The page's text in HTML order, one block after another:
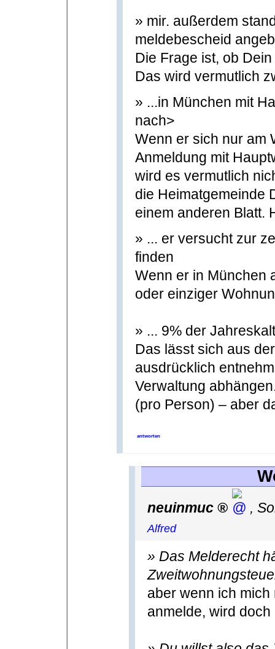
» mir. außerdem
meldebescheid
Die Frage ist, ob
Das wird vermutlich
» ...in München mit
nach>
Wenn er sich nur am
Anmeldung mit
wird es vermutlich
die Heimatgemeinde
einem anderen Blatt.
» ... er versucht zur
finden
Wenn er in München
oder einziger
» ... 9% der
Das lässt sich aus
ausdrücklich
Verwaltung
(pro Person) – aber
antworten
neuinmuc ,
Alfred
» Das Melderecht
aber wenn ich
anmelde, wird